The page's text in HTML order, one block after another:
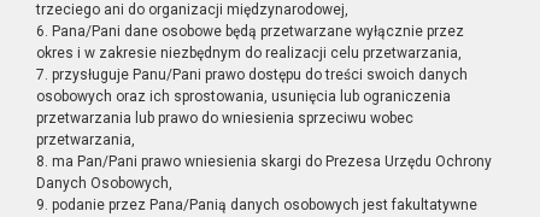
trzeciego ani do organizacji międzynarodowej,
6. Pana/Pani dane osobowe będą przetwarzane wyłącznie przez
okres i w zakresie niezbędnym do realizacji celu przetwarzania,
7. przysługuje Panu/Pani prawo dostępu do treści swoich danych
osobowych oraz ich sprostowania, usunięcia lub ograniczenia
przetwarzania lub prawo do wniesienia sprzeciwu wobec
przetwarzania,
8. ma Pan/Pani prawo wniesienia skargi do Prezesa Urzędu Ochrony
Danych Osobowych,
9. podanie przez Pana/Panią danych osobowych jest fakultatywne